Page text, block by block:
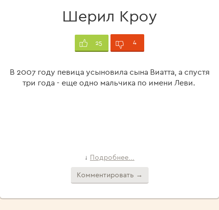
Шерил Кроу
25 4
В 2007 году певица усыновила сына Виатта, а спустя
три года - еще одно мальчика по имени Леви.
↓ Подробнее...
Комментировать →